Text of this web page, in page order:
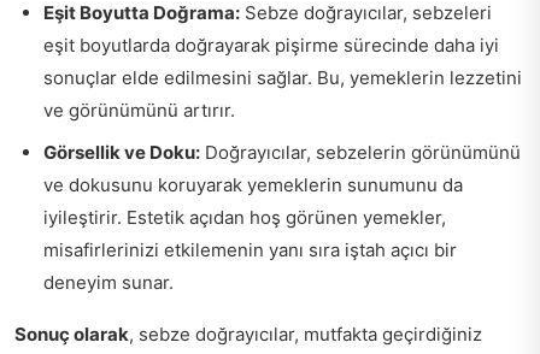
Eşit Boyutta Doğrama: Sebze doğrayıcılar, sebzeleri
eşit boyutlarda doğrayarak pişirme sürecinde daha iyi
sonuçlar elde edilmesini sağlar. Bu, yemeklerin lezzetini
ve görünümünü artırır.
Görsellik ve Doku: Doğrayıcılar, sebzelerin görünümünü
ve dokusunu koruyarak yemeklerin sunumunu da
iyileştirir. Estetik açıdan hoş görünen yemekler,
misafirlerinizi etkilemenin yanı sıra iştah açıcı bir
deneyim sunar.
Sonuç olarak, sebze doğrayıcılar, mutfakta geçirdiğiniz